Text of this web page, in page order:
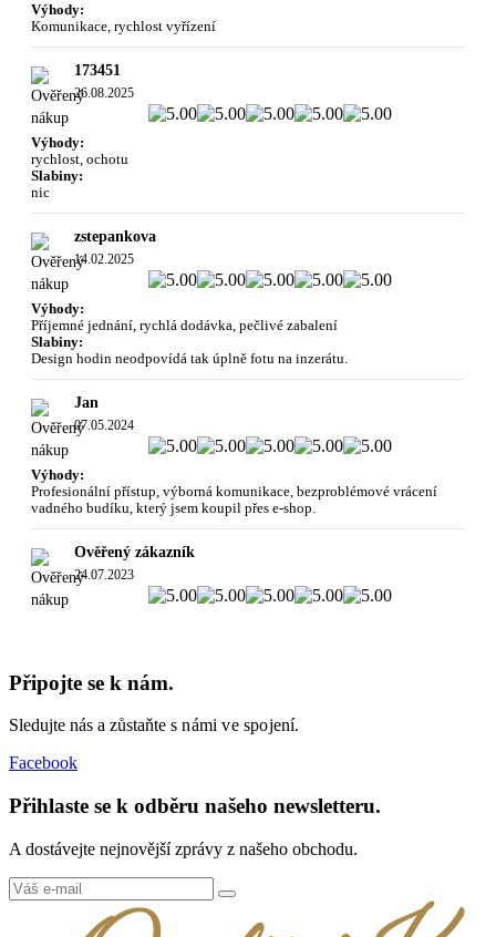
Výhody:
Komunikace, rychlost vyřízení
173451
26.08.2025
Výhody:
rychlost, ochotu
Slabiny:
nic
zstepankova
14.02.2025
Výhody:
Příjemné jednání, rychlá dodávka, pečlivé zabalení
Slabiny:
Design hodin neodpovídá tak úplně fotu na inzerátu.
Jan
07.05.2024
Výhody:
Profesionální přístup, výborná komunikace, bezproblémové vrácení
vadného budíku, který jsem koupil přes e-shop.
Ověřený zákazník
24.07.2023
Připojte se k nám.
Sledujte nás a zůstaňte s námi ve spojení.
Facebook
Přihlaste se k odběru našeho newsletteru.
A dostávejte nejnovější zprávy z našeho obchodu.